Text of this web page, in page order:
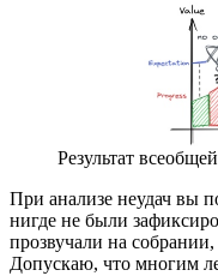
Результат
При анализе неудач вы
нигде не были
прозвучали на
Допускаю, что многим